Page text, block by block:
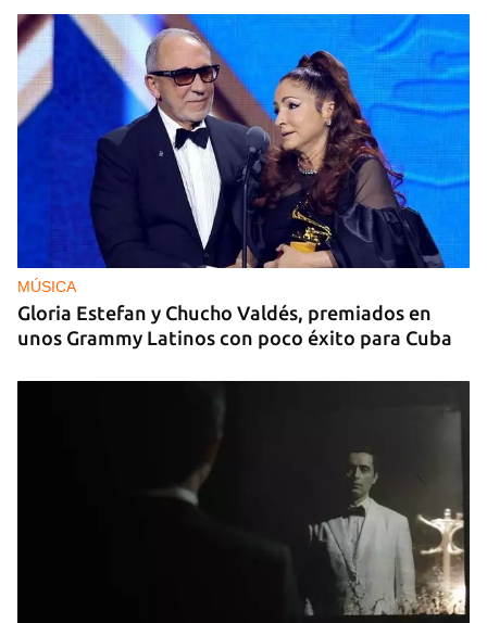
MÚSICA
Gloria Estefan y Chucho Valdés, premiados en
unos Grammy Latinos con poco éxito para Cuba